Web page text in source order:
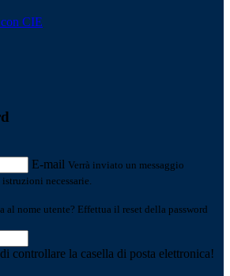
CIE
E-mail Verrà inviato un messaggio
necessarie.
al nome utente? Effettua il reset della password
controllare la casella di posta elettronica!